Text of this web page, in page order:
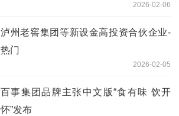
2026-02-06
泸州老窖集团等新设金高投资合伙企业-
热门
2026-02-05
百事集团品牌主张中文版“食有味 饮开
怀”发布